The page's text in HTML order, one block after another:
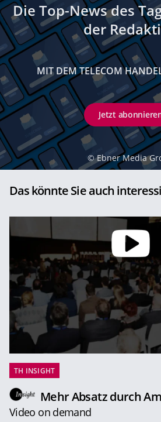
Die Top-News des
der
MIT DEM TELECOM
Jetzt
© Ebner Media
Das könnte Sie auch
TH INSIGHT
Mehr Absatz durch
Video on demand